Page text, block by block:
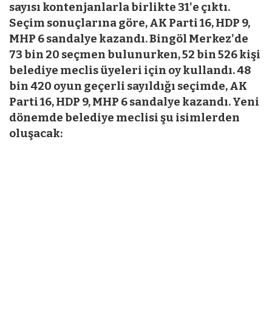
sayısı kontenjanlarla birlikte 31'e çıktı.
Seçim sonuçlarına göre, AK Parti 16, HDP 9,
MHP 6 sandalye kazandı. Bingöl Merkez'de
73 bin 20 seçmen bulunurken, 52 bin 526 kişi
belediye meclis üyeleri için oy kullandı. 48
bin 420 oyun geçerli sayıldığı seçimde, AK
Parti 16, HDP 9, MHP 6 sandalye kazandı. Yeni
dönemde belediye meclisi şu isimlerden
oluşacak: